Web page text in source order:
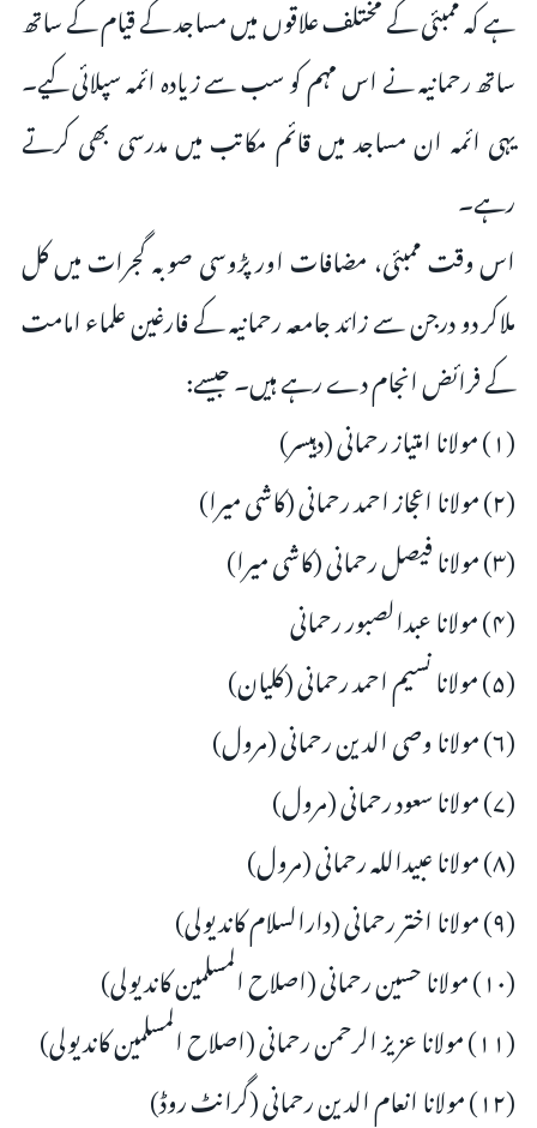
ہے کہ ممبئی کے مختلف علاقوں میں مساجد کے قیام کے ساتھ
ساتھ رحمانیہ نے اس مہم کو سب سے زیادہ ائمہ سپلائی کیے۔
یہی ائمہ ان مساجد میں قائم مکاتب میں مدرسی بھی کرتے
رہے۔
اس وقت ممبئی، مضافات اور پڑوسی صوبہ گجرات میں کل
ملاکر دو درجن سے زائد جامعہ رحمانیہ کے فارغین علماء امامت
کے فرائض انجام دے رہے ہیں۔ جیسے:
(۱) مولانا امتیاز رحمانی (دہیسر)
(۲) مولانا اعجاز احمد رحمانی (کاشی میرا)
(۳) مولانا فیصل رحمانی (کاشی میرا)
(۴) مولانا عبدالصبور رحمانی
(۵) مولانا نسیم احمد رحمانی (کلیان)
(۶) مولانا وصی الدین رحمانی (مرول)
(۷) مولانا سعود رحمانی (مرول)
(۸) مولانا عبیداللہ رحمانی (مرول)
(۹) مولانا اختر رحمانی (دارالسلام کاندیولی)
(۱۰) مولانا حسین رحمانی (اصلاح المسلمین کاندیولی)
(۱۱) مولانا عزیز الرحمن رحمانی (اصلاح المسلمین کاندیولی)
(۱۲) مولانا انعام الدین رحمانی (گرانٹ روڈ)